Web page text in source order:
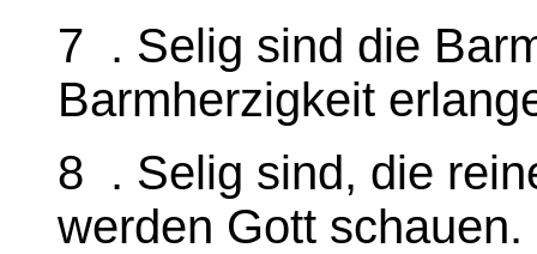
7 . Selig sind die
Barmherzigkeit
8 . Selig sind, die
werden Gott schauen.